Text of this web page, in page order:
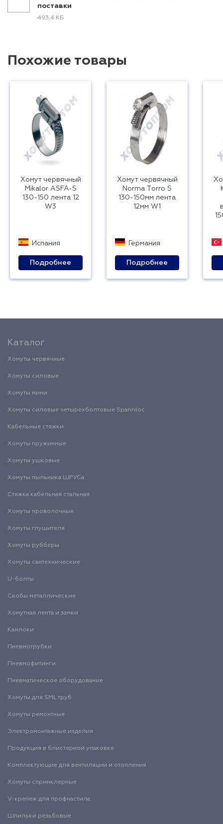
поставки
493,4 КБ
Похожие товары
Хомут червячный
Mikalor ASFA-S
130-150 лента 12
W3
Испания
Подробнее
Хомут червячный
Norma Тorro S
130-150мм лента
12мм W1
Германия
Подробнее
Каталог
Хомуты червячные
Хомуты силовые
Хомуты мини
Хомуты силовые четырехболтовые Spannloc
Кабельные стяжки
Хомуты пружинные
Хомуты ушковые
Хомуты пыльника ШРУСа
Стяжка кабельная стальная
Хомуты проволочные
Хомуты глушителя
Хомуты рубберы
Хомуты сантехнические
U-болты
Скобы металлические
Хомутная лента и замки
Камлоки
Пневмотрубки
Пневмофитинги
Пневматическое оборудование
Хомуты для SML труб
Хомуты ремонтные
Электромонтажные изделия
Продукция в блистерной упаковке
Комплектующие для вентиляции и отопления
Хомуты спринклерные
V-крепеж для профнастила
Шпильки резьбовые